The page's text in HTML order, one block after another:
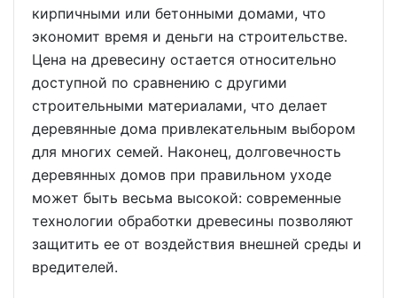
кирпичными или бетонными домами, что
экономит время и деньги на строительстве.
Цена на древесину остается относительно
доступной по сравнению с другими
строительными материалами, что делает
деревянные дома привлекательным выбором
для многих семей. Наконец, долговечность
деревянных домов при правильном уходе
может быть весьма высокой: современные
технологии обработки древесины позволяют
защитить ее от воздействия внешней среды и
вредителей.